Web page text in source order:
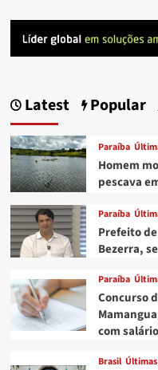
Latest Popular
Paraíba
Homem
pescava
Paraíba
Prefeito
Bezerra,
Paraíba
Concurso
com
Brasil